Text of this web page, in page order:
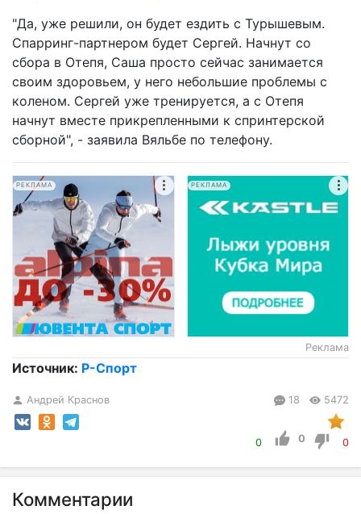
"Да, уже решили, он будет ездить с Турышевым.
Спарринг-партнером будет Сергей. Начнут со
сбора в Отепя, Саша просто сейчас занимается
своим здоровьем, у него небольшие проблемы с
коленом. Сергей уже тренируется, а с Отепя
начнут вместе прикрепленными к спринтерской
сборной", - заявила Вяльбе по телефону.
РЕКЛАМА РЕКЛАМА
Реклама
Источник: Р-Спорт
Андрей Краснов 18 5472
0 0 0
Комментарии